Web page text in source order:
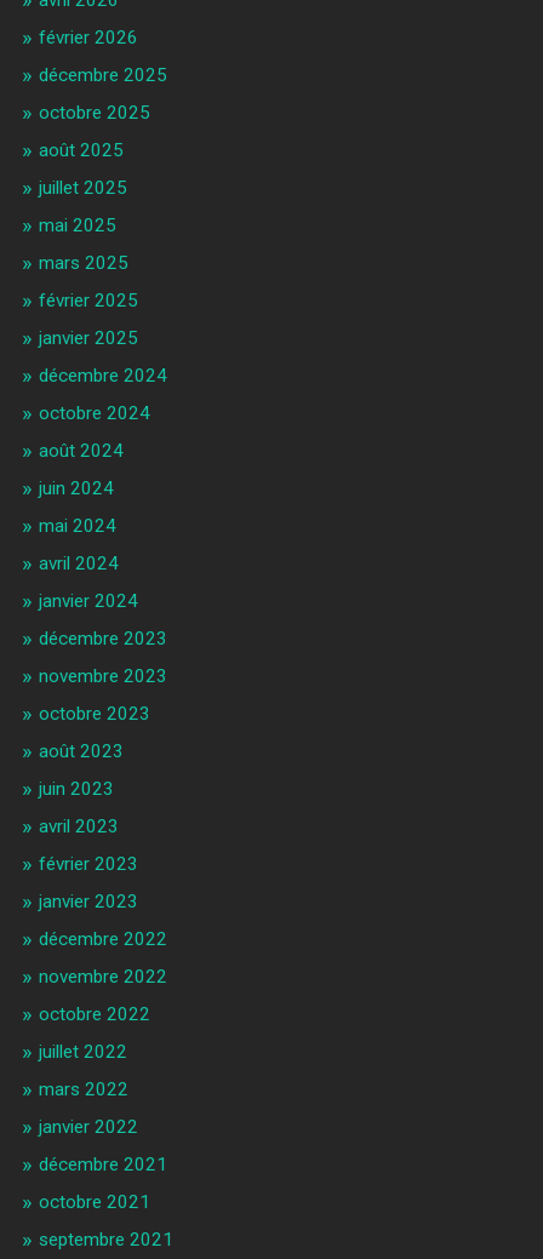
février 2026
décembre 2025
octobre 2025
août 2025
juillet 2025
mai 2025
mars 2025
février 2025
janvier 2025
décembre 2024
octobre 2024
août 2024
juin 2024
mai 2024
avril 2024
janvier 2024
décembre 2023
novembre 2023
octobre 2023
août 2023
juin 2023
avril 2023
février 2023
janvier 2023
décembre 2022
novembre 2022
octobre 2022
juillet 2022
mars 2022
janvier 2022
décembre 2021
octobre 2021
septembre 2021